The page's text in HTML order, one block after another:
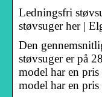
Ledningsfri
støvsuger her |
Den
støvsuger er på
model har en
model har en